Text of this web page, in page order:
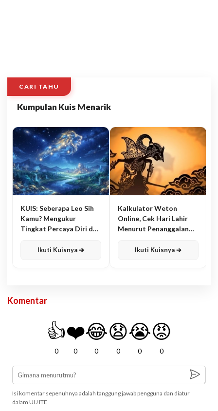
CARI TAHU
Kumpulan Kuis Menarik
KUIS: Seberapa Leo Sih
Kamu? Mengukur
Tingkat Percaya Diri dan
Ikuti Kuisnya ➔
Kalkulator Weton
Online, Cek Hari Lahir
Menurut Penanggalan
Ikuti Kuisnya ➔
Komentar
👍
0
❤️
0
😂
0
😧
0
😭
0
😡
0
Isi komentar sepenuhnya adalah tanggung jawab pengguna dan diatur
dalam UU ITE